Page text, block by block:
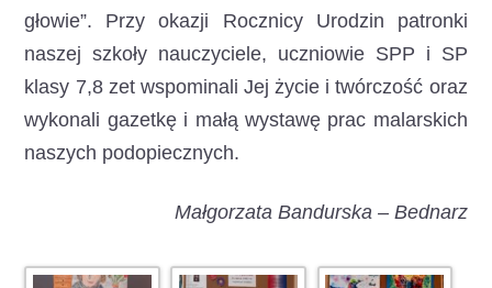
głowie”. Przy okazji Rocznicy Urodzin patronki
naszej szkoły nauczyciele, uczniowie SPP i SP
klasy 7,8 zet wspominali Jej życie i twórczość oraz
wykonali gazetkę i małą wystawę prac malarskich
naszych podopiecznych.
Małgorzata Bandurska – Bednarz